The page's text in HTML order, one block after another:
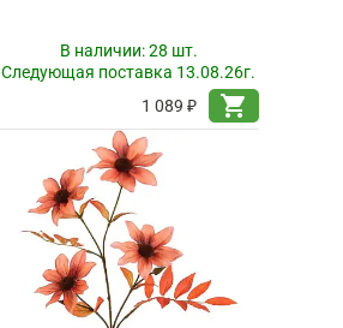
В наличии:28 шт.
Следующая поставка 13.08.26г.
1 089 ₽
shopping_cart